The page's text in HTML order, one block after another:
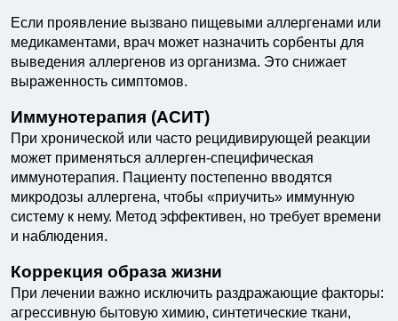
Если проявление вызвано пищевыми аллергенами или
медикаментами, врач может назначить сорбенты для
выведения аллергенов из организма. Это снижает
выраженность симптомов.
Иммунотерапия (АСИТ)
При хронической или часто рецидивирующей реакции
может применяться аллерген-специфическая
иммунотерапия. Пациенту постепенно вводятся
микродозы аллергена, чтобы «приучить» иммунную
систему к нему. Метод эффективен, но требует времени
и наблюдения.
Коррекция образа жизни
При лечении важно исключить раздражающие факторы:
агрессивную бытовую химию, синтетические ткани,